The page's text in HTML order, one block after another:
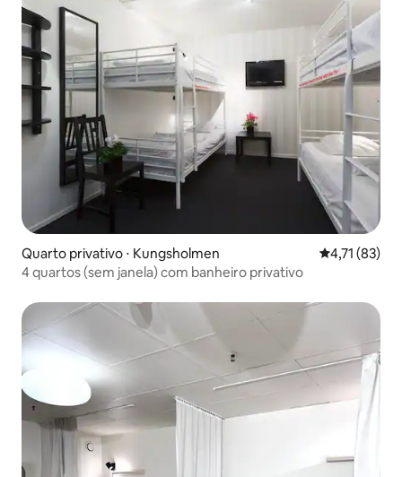
Quarto privativo ⋅ Kungsholmen 4,71 de uma
4,71 (83)
4 quartos (sem janela) com banheiro privativo